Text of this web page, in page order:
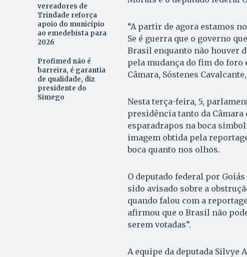
vereadores de
Trindade reforça
apoio do município
ao emedebista para
2026
Profimed não é
barreira, é garantia
de qualidade, diz
presidente do
Simego
“A partir de agora estamos
Se é guerra que o governo
Brasil enquanto não houver
pela mudança do fim do foro
Câmara, Sóstenes
Nesta terça-feira, 5,
presidência tanto da Câmara
esparadrapos na boca
imagem obtida pela
boca quanto nos olhos.
O deputado federal por
sido avisado sobre a
quando falou com a
afirmou que o Brasil não
serem votadas”.
A equipe da deputada Silvye